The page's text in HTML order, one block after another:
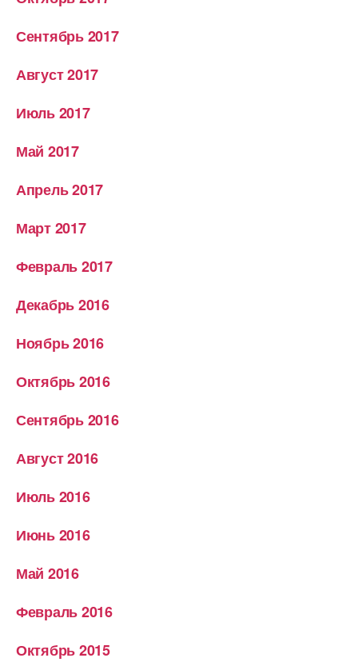
Сентябрь 2017
Август 2017
Июль 2017
Май 2017
Апрель 2017
Март 2017
Февраль 2017
Декабрь 2016
Ноябрь 2016
Октябрь 2016
Сентябрь 2016
Август 2016
Июль 2016
Июнь 2016
Май 2016
Февраль 2016
Октябрь 2015